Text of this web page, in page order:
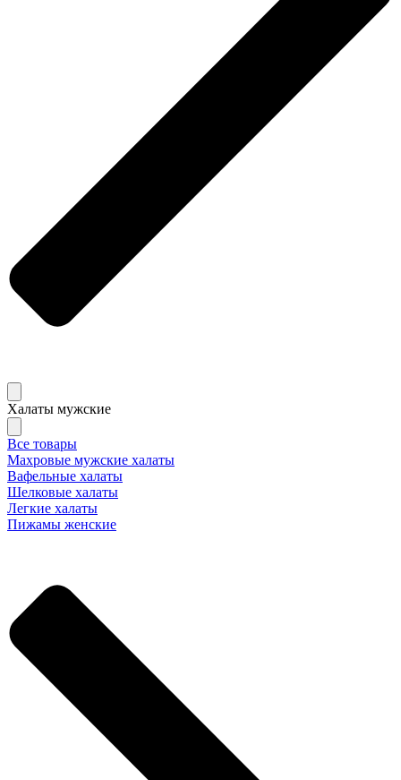
Халаты мужские
Все товары
Махровые мужские халаты
Вафельные халаты
Шелковые халаты
Легкие халаты
Пижамы женские